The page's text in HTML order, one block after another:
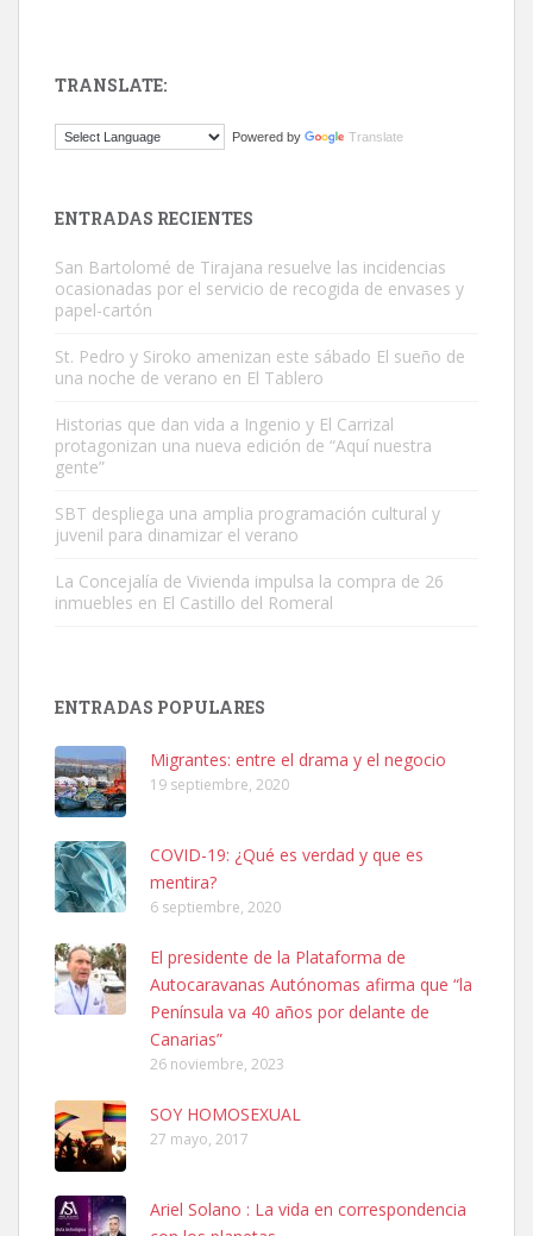
El ayuntamiento se va a llevar a Los Gatos callejeros de la zona los
Este gato macho ha aparecido en la calle hace menos de un mes,
es muy manso y extremadamente cari...
Leales.org » Gran Canaria
Leales.org » Gran Canaria
SHIBA PERDIDO AVDA JOSE MESA Y LOPEZ
PERRO MACHO RAZA SHIBA CON MICROCHIP PERDIDO HOY
06/07/2025 ZONA MESA Y LOPEZ. ES MUY ASUSTADIZO
Leales.org » Gran Canaria
6.7.2025
Ninfa perdida
TRANSLATE:
Powered by Translate
ENTRADAS RECIENTES
San Bartolomé de Tirajana resuelve las incidencias
ocasionadas por el servicio de recogida de envases y
papel-cartón
St. Pedro y Siroko amenizan este sábado El sueño de
una noche de verano en El Tablero
Historias que dan vida a Ingenio y El Carrizal
protagonizan una nueva edición de “Aquí nuestra
gente”
SBT despliega una amplia programación cultural y
juvenil para dinamizar el verano
La Concejalía de Vivienda impulsa la compra de 26
inmuebles en El Castillo del Romeral
ENTRADAS POPULARES
Migrantes: entre el drama y el negocio
19 septiembre, 2020
COVID-19: ¿Qué es verdad y que es
mentira?
6 septiembre, 2020
El presidente de la Plataforma de
Autocaravanas Autónomas afirma que “la
Península va 40 años por delante de
Canarias”
26 noviembre, 2023
SOY HOMOSEXUAL
27 mayo, 2017
Ariel Solano : La vida en correspondencia